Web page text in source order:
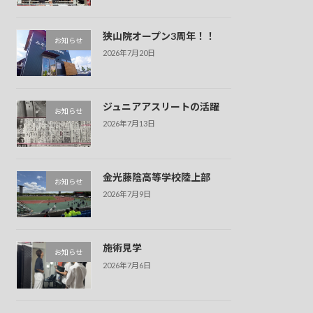
お知らせ 狭山院オープン3周年！！
2026年7月20日
お知らせ ジュニアアスリートの活躍
2026年7月13日
お知らせ 金光藤陰高等学校陸上部
2026年7月9日
お知らせ 施術見学
2026年7月6日